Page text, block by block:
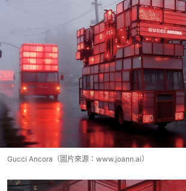
Gucci Ancora（圖片來源：www.joann.ai）